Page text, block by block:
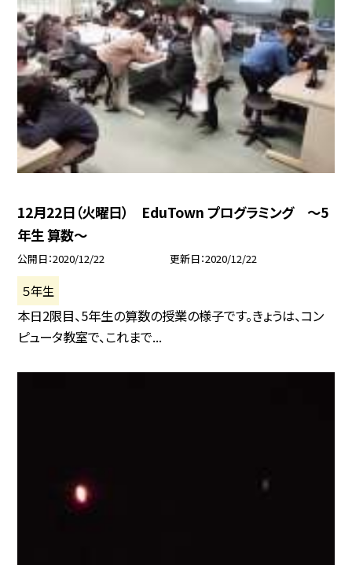
12月22日（火曜日） EduTown プログラミング 〜5
年生 算数〜
公開日 2020/12/22 更新日 2020/12/22
５年生
本日2限目、5年生の算数の授業の様子です。きょうは、コン
ピュータ教室で、これまで...